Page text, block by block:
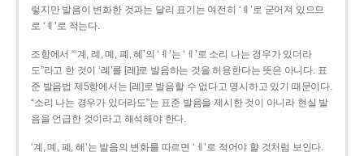
렇지만 발음이 변화한 것과는 달리 표기는 여전히 ‘ㅖ’로 굳어져 있으므
로 ‘ㅖ’로 적는다.
조항에서 “‘계, 례, 몌, 폐, 혜’의 ‘ㅖ’는 ‘ㅔ’로 소리 나는 경우가 있더라
도”라고 한 것이 ‘례’를 [레]로 발음하는 것을 허용한다는 뜻은 아니다. 표
준 발음법 제5항에서는 [레]로 발음할 수 없다고 명시하고 있기 때문이다.
“소리 나는 경우가 있더라도”는 표준 발음을 제시한 것이 아니라 현실 발
음을 언급한 것이라고 해석해야 한다.
‘계, 몌, 폐, 혜’는 발음의 변화를 따르면 ‘ㅔ’로 적어야 할 것처럼 보인다.